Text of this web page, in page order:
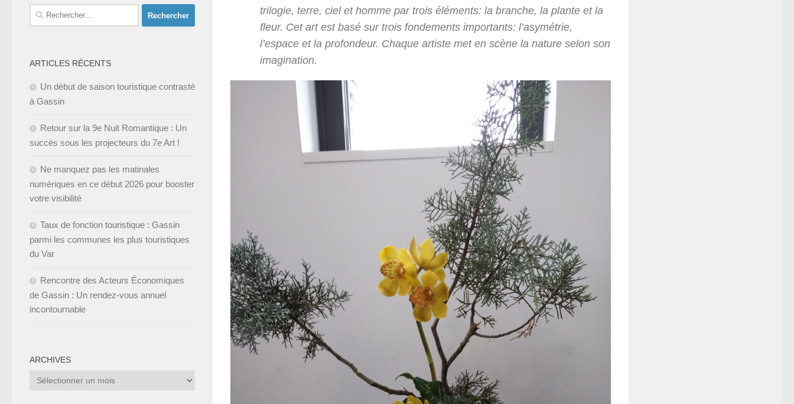
trilogie, terre, ciel et homme par trois éléments: la branche, la plante et la
fleur. Cet art est basé sur trois fondements importants: l’asymétrie,
l’espace et la profondeur. Chaque artiste met en scène la nature selon son
imagination.
Rechercher :
ARTICLES RÉCENTS
Un début de saison touristique contrasté
à Gassin
Retour sur la 9e Nuit Romantique : Un
succès sous les projecteurs du 7e Art !
Ne manquez pas les matinales
numériques en ce début 2026 pour booster
votre visibilité
Taux de fonction touristique : Gassin
parmi les communes les plus touristiques
du Var
Rencontre des Acteurs Économiques
de Gassin : Un rendez-vous annuel
incontournable
ARCHIVES
Archives